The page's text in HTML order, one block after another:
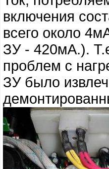
включения
всего около
ЗУ - 420мА.).
проблем с
ЗУ было